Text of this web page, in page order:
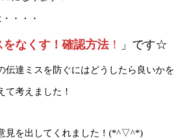
・・・
なくす！確認方法！ 」です☆
伝達ミスを防ぐにはどうしたら良いかを
て考えました！
見を出してくれました！(*^▽^*)